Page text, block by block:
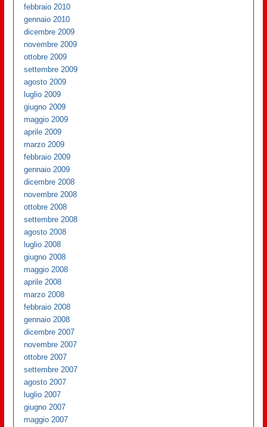
febbraio 2010
gennaio 2010
dicembre 2009
novembre 2009
ottobre 2009
settembre 2009
agosto 2009
luglio 2009
giugno 2009
maggio 2009
aprile 2009
marzo 2009
febbraio 2009
gennaio 2009
dicembre 2008
novembre 2008
ottobre 2008
settembre 2008
agosto 2008
luglio 2008
giugno 2008
maggio 2008
aprile 2008
marzo 2008
febbraio 2008
gennaio 2008
dicembre 2007
novembre 2007
ottobre 2007
settembre 2007
agosto 2007
luglio 2007
giugno 2007
maggio 2007